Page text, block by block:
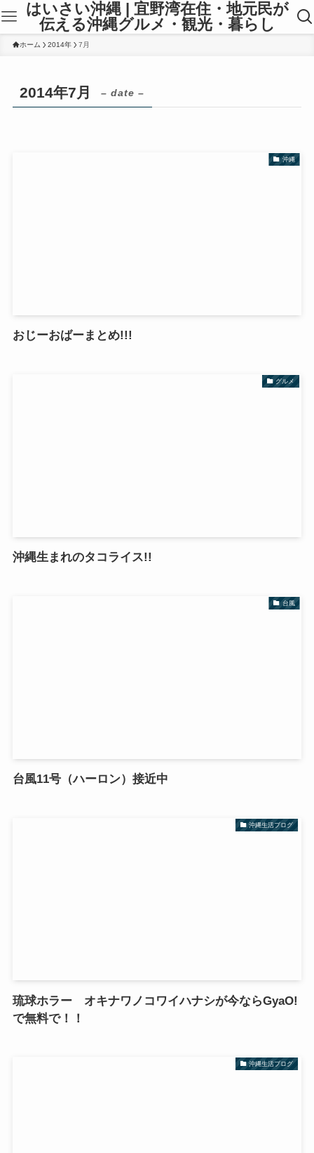
はいさい沖縄 | 宜野湾在住・地元民が
伝える沖縄グルメ・観光・暮らし
ホーム 2014年 7月
2014年7月 – date –
沖縄
おじーおばーまとめ!!!
グルメ
沖縄生まれのタコライス!!
台風
台風11号（ハーロン）接近中
沖縄生活ブログ
琉球ホラー オキナワノコワイハナシが今ならGyaO!
で無料で！！
沖縄生活ブログ